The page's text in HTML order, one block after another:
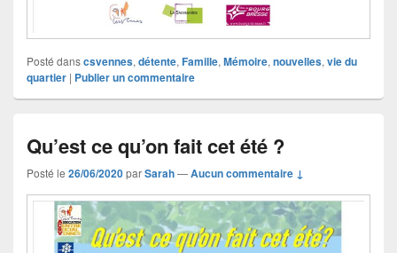
Posté danscsvennes, détente, Famille, Mémoire, nouvelles, vie du
quartier | Publier un commentaire
Qu’est ce qu’on fait cet été ?
Posté le 26/06/2020parSarah—Aucun commentaire ↓